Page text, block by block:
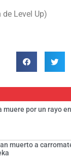
Level Up)
muere por un rayo
muerto a